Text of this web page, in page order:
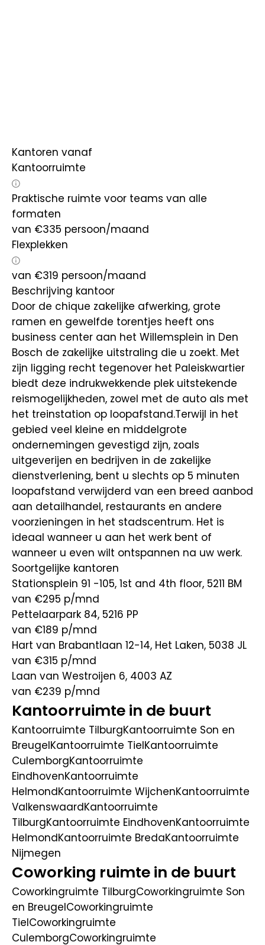
Kantoren vanaf
Kantoorruimte
Praktische ruimte voor teams van alle
formaten
van €335 persoon/maand
Flexplekken
van €319 persoon/maand
Beschrijving kantoor
Door de chique zakelijke afwerking, grote
ramen en gewelfde torentjes heeft ons
business center aan het Willemsplein in Den
Bosch de zakelijke uitstraling die u zoekt. Met
zijn ligging recht tegenover het Paleiskwartier
biedt deze indrukwekkende plek uitstekende
reismogelijkheden, zowel met de auto als met
het treinstation op loopafstand.Terwijl in het
gebied veel kleine en middelgrote
ondernemingen gevestigd zijn, zoals
uitgeverijen en bedrijven in de zakelijke
dienstverlening, bent u slechts op 5 minuten
loopafstand verwijderd van een breed aanbod
aan detailhandel, restaurants en andere
voorzieningen in het stadscentrum. Het is
ideaal wanneer u aan het werk bent of
wanneer u even wilt ontspannen na uw werk.
Soortgelijke kantoren
Stationsplein 91 -105, 1st and 4th floor, 5211 BM
van €295 p/mnd
Pettelaarpark 84, 5216 PP
van €189 p/mnd
Hart van Brabantlaan 12-14, Het Laken, 5038 JL
van €315 p/mnd
Laan van Westroijen 6, 4003 AZ
van €239 p/mnd
Kantoorruimte in de buurt
Kantoorruimte TilburgKantoorruimte Son en
BreugelKantoorruimte TielKantoorruimte
CulemborgKantoorruimte
EindhovenKantoorruimte
HelmondKantoorruimte WijchenKantoorruimte
ValkenswaardKantoorruimte
TilburgKantoorruimte EindhovenKantoorruimte
HelmondKantoorruimte BredaKantoorruimte
Nijmegen
Coworking ruimte in de buurt
Coworkingruimte TilburgCoworkingruimte Son
en BreugelCoworkingruimte
TielCoworkingruimte
CulemborgCoworkingruimte